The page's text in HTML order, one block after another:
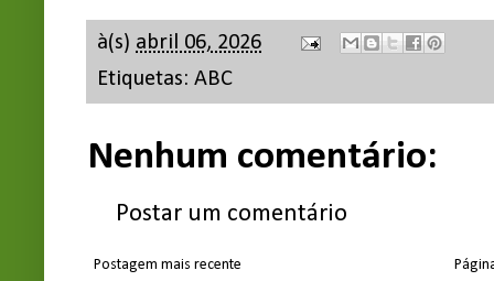
à(s) abril 06, 2026
Etiquetas: ABC
Nenhum comentário:
Postar um comentário
Postagem mais recente